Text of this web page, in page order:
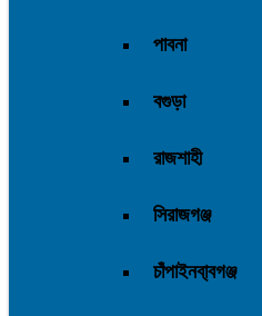
পাবনা
বগুড়া
রাজশাহী
সিরাজগঞ্জ
চাঁপাইনবা্বগঞ্জ